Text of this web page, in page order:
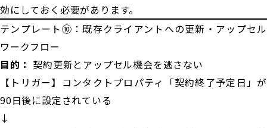
効にしておく必要があります。
テンプレート⑩：既存クライアントへの更新・アップセル
ワークフロー
目的： 契約更新とアップセル機会を逃さない
【トリガー】コンタクトプロパティ「契約終了予定日」が
90日後に設定されている
↓